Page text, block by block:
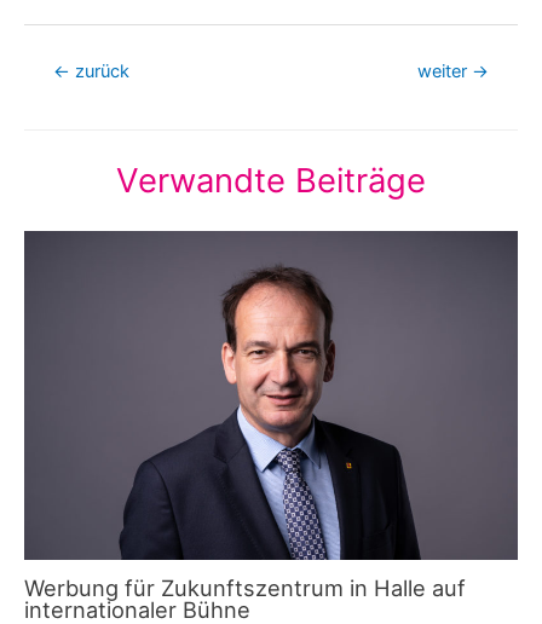
Beitragsnavigation
← zurück weiter →
Verwandte Beiträge
Werbung für Zukunftszentrum in Halle auf
internationaler Bühne